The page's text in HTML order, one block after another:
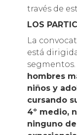
través de
LOS
La
está
hombres
niños y
cursando
4º medio,
ninguno